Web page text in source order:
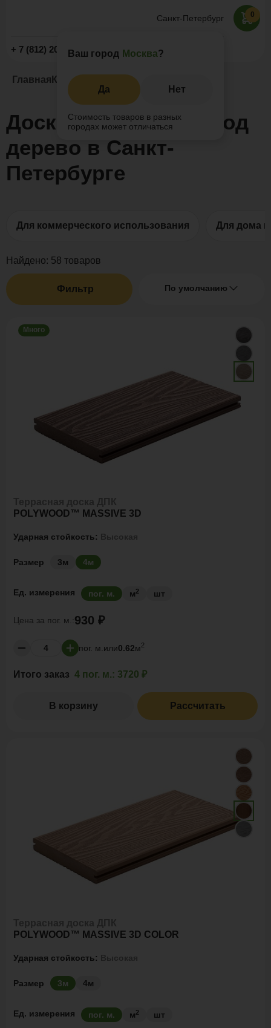
Санкт-Петербург
Ваш город Москва?
Да Нет
Стоимость товаров в разных
городах может отличаться
+ 7 (812) 209-19-59 Заказать звонок
0
Главная Каталог Террасная доска ДПК
Доска с тиснением под
дерево в Санкт-
Петербурге
Для коммерческого использования Для дома и
Найдено: 58 товаров
Фильтр По умолчанию
Много
POLYWOOD™ MASSIVE 3D
Ударная стойкость:
Размер 3м 4м
Ед. измерения пог. м. м2 шт
Цена за пог. м.:930 ₽
пог. м. или0.62м2
Итого заказ 4 пог. м.: 3720 ₽
В корзину Рассчитать
POLYWOOD™ MASSIVE 3D COLOR
Ударная стойкость:
Размер 3м 4м
Ед. измерения пог. м. м2 шт